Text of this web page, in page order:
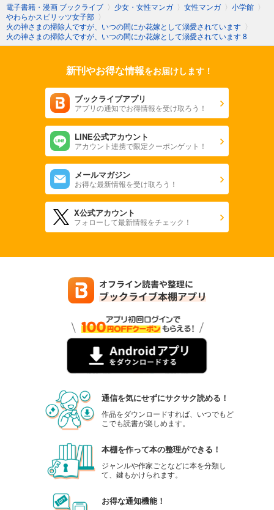
電子書籍・漫画 ブックライブ 〉 少女・女性マンガ 〉 女性マンガ 〉 小学館 〉
やわらかスピリッツ女子部 〉
火の神さまの掃除人ですが、いつの間にか花嫁として溺愛されています 〉
火の神さまの掃除人ですが、いつの間にか花嫁として溺愛されています 8
新刊やお得な情報をお届けします！
ブックライブアプリ
アプリの通知でお得情報を受け取ろう！
LINE公式アカウント
アカウント連携で限定クーポンゲット！
メールマガジン
お得な最新情報を受け取ろう！
X公式アカウント
フォローして最新情報をチェック！
通信を気にせずにサクサク読める！
作品をダウンロードすれば、いつでもど
こでも読書が楽しめます。
本棚を作って本の整理ができる！
ジャンルや作家ごとなどに本を分類し
て、鍵もかけられます。
お得な通知機能！